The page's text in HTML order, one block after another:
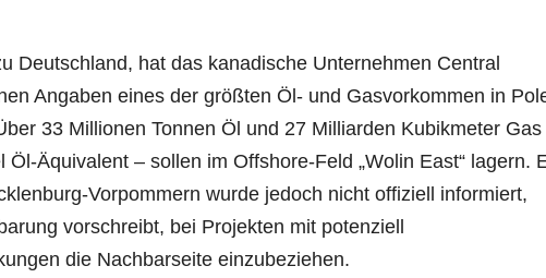
Deutschland, hat das kanadische Unternehmen Central
Angaben eines der größten Öl- und Gasvorkommen in
33 Millionen Tonnen Öl und 27 Milliarden Kubikmeter Gas
Äquivalent – sollen im Offshore-Feld „Wolin East“ lagern.
Vorpommern wurde jedoch nicht offiziell informiert,
vorschreibt, bei Projekten mit potenziell
die Nachbarseite einzubeziehen.